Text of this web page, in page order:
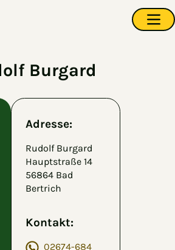
Burgard
Adresse:
Rudolf Burgard
Hauptstraße 14
56864 Bad
Bertrich
Kontakt:
02674-684